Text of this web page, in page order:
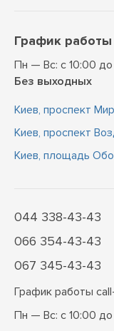
График работы
Пн — Вс: с 10:00 до
Без выходных
Киев, проспект
Киев, проспект
Киев, площадь
044 338-43-43
066 354-43-43
067 345-43-43
График работы
Пн — Вс: с 10:00 до